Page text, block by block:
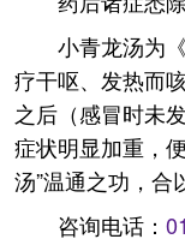
小青龙汤为
疗干呕、发热而
之后（感冒时未
症状明显加重，
汤”温通之功，合
咨询电话：